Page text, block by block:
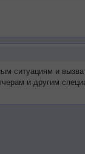
ситуациям и
и другим